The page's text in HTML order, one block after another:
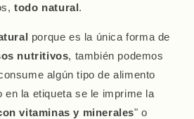
todo natural.
porque es la única forma de
nutritivos, también podemos
algún tipo de alimento
en la etiqueta se le imprime la
vitaminas y minerales" o